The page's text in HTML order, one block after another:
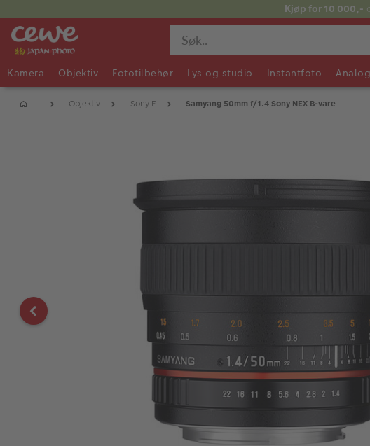
Kjøp for 10 000,-
Kamera Objektiv Fototilbehør Lys og studio Instantfoto Analog
Objektiv Sony E Samyang 50mm f/1.4 Sony NEX B-vare